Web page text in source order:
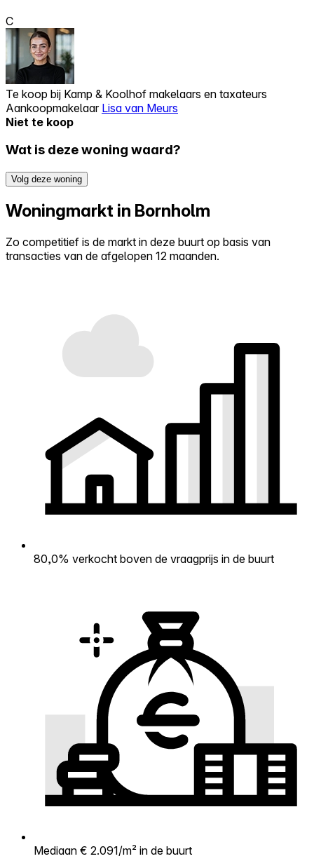
C
Te koop bij Kamp & Koolhof makelaars en taxateurs
Aankoopmakelaar Lisa van Meurs
Niet te koop
Wat is deze woning waard?
Volg deze woning
Woningmarkt in Bornholm
Zo competitief is de markt in deze buurt op basis van
transacties van de afgelopen 12 maanden.
80,0% verkocht boven de vraagprijs in de buurt
Mediaan € 2.091/m² in de buurt